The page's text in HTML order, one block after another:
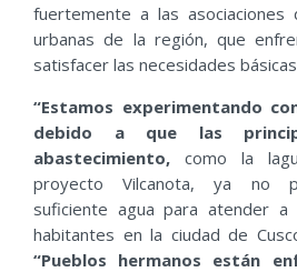
fuertemente a las asociaciones
urbanas de la región, que
satisfacer las necesidades
“Estamos experimentando
debido a que las
abastecimiento, como la
proyecto Vilcanota, ya no
suficiente agua para atender
habitantes en la ciudad de
“Pueblos hermanos están